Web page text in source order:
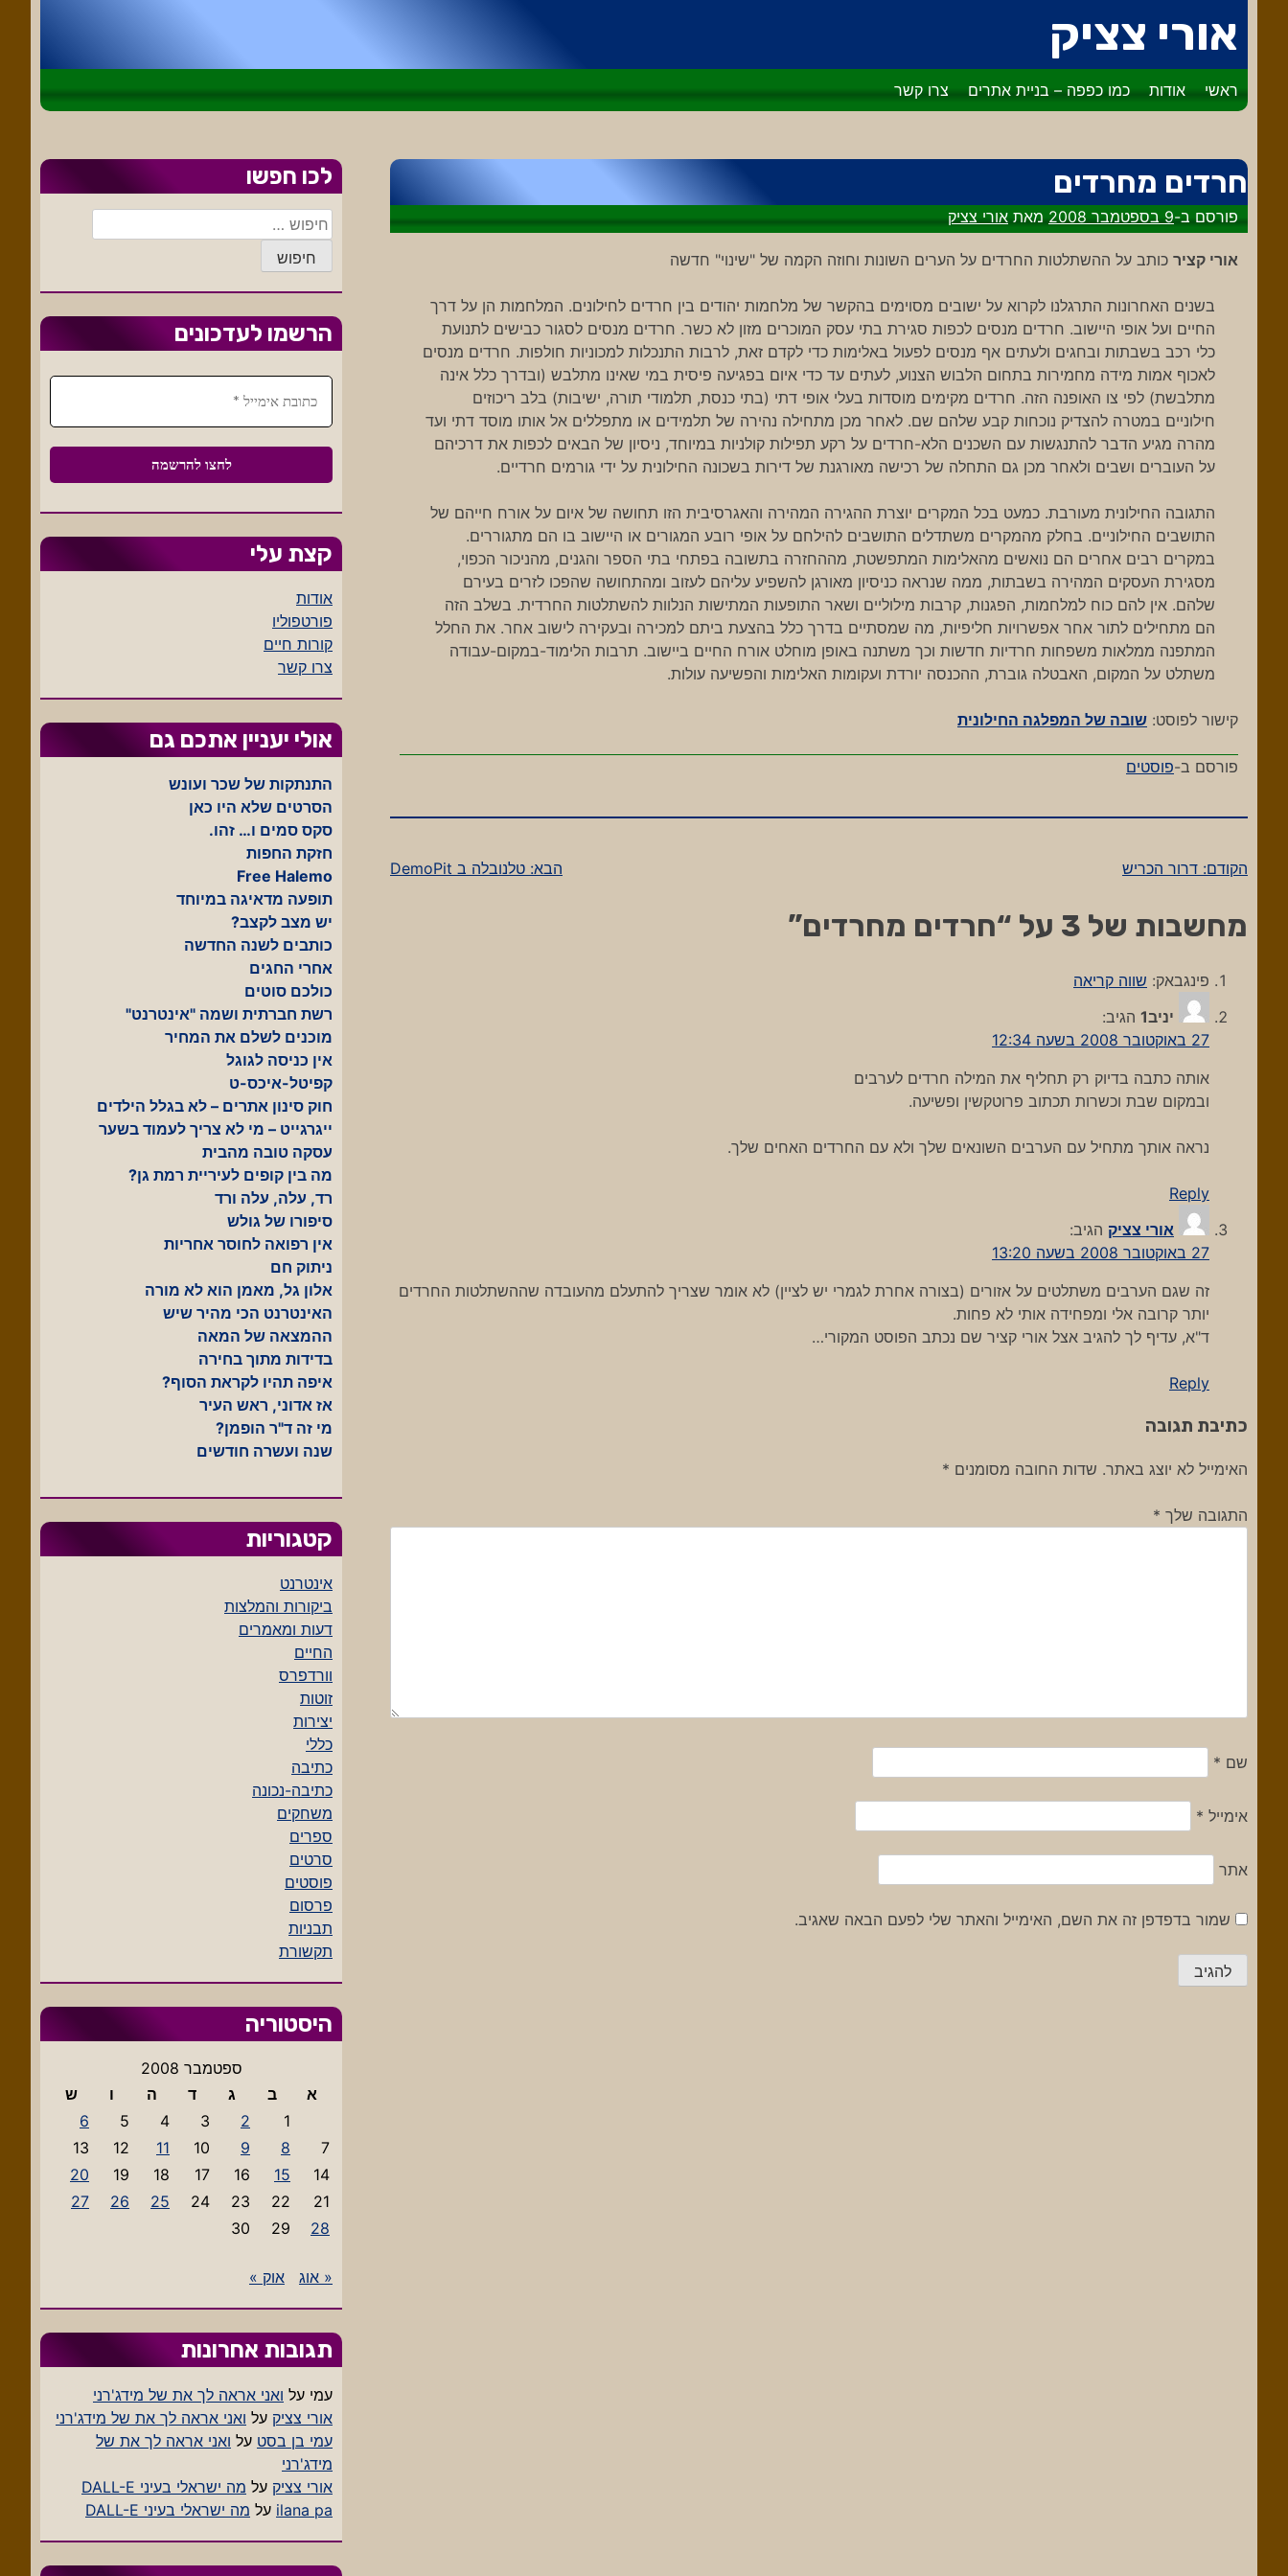
לתוכן
אורי צציק
ראשי אודות כמו כפפה – בניית אתרים צרו קשר
חרדים מחרדים
פורסם ב-9 בספטמבר 2008 מאתאורי צציק
אורי קציר כותב על ההשתלטות החרדים על הערים השונות וחוזה הקמה של "שינוי" חדשה
בשנים האחרונות התרגלנו לקרוא על ישובים מסוימים בהקשר של מלחמות יהודים בין חרדים לחילונים. המלחמות הן על דרך
החיים ועל אופי היישוב. חרדים מנסים לכפות סגירת בתי עסק המוכרים מזון לא כשר. חרדים מנסים לסגור כבישים לתנועת
כלי רכב בשבתות ובחגים ולעתים אף מנסים לפעול באלימות כדי לקדם זאת, לרבות התנכלות למכוניות חולפות. חרדים מנסים
לאכוף אמות מידה מחמירות בתחום הלבוש הצנוע, לעתים עד כדי איום בפגיעה פיסית במי שאינו מתלבש (ובדרך כלל אינה
מתלבשת) לפי צו האופנה הזה. חרדים מקימים מוסדות בעלי אופי דתי (בתי כנסת, תלמודי תורה, ישיבות) בלב ריכוזים
חילוניים במטרה להצדיק נוכחות קבע שלהם שם. לאחר מכן מתחילה נהירה של תלמידים או מתפללים אל אותו מוסד דתי ועד
מהרה מגיע הדבר להתנגשות עם השכנים הלא-חרדים על רקע תפילות קולניות במיוחד, ניסיון של הבאים לכפות את דרכיהם
על העוברים ושבים ולאחר מכן גם התחלה של רכישה מאורגנת של דירות בשכונה החילונית על ידי גורמים חרדיים.
התגובה החילונית מעורבת. כמעט בכל המקרים יוצרת ההגירה המהירה והאגרסיבית הזו תחושה של איום על אורח חייהם של
התושבים החילוניים. בחלק מהמקרים משתדלים התושבים להילחם על אופי רובע המגורים או היישוב בו הם מתגוררים.
במקרים רבים אחרים הם נואשים מהאלימות המתפשטת, מההחזרה בתשובה בפתחי בתי הספר והגנים, מהניכור הכפוי,
מסגירת העסקים המהירה בשבתות, ממה שנראה כניסיון מאורגן להשפיע עליהם לעזוב ומהתחושה שהפכו לזרים בעירם
שלהם. אין להם כוח למלחמות, הפגנות, קרבות מילוליים ושאר התופעות המתישות הנלוות להשתלטות החרדית. בשלב הזה
הם מתחילים לתור אחר אפשרויות חליפיות, מה שמסתיים בדרך כלל בהצעת ביתם למכירה ובעקירה לישוב אחר. את החלל
המתפנה ממלאות משפחות חרדיות חדשות וכך משתנה באופן מוחלט אורח החיים ביישוב. תרבות הלימוד-במקום-עבודה
משתלט על המקום, האבטלה גוברת, ההכנסה יורדת ועקומות האלימות והפשיעה עולות.
קישור לפוסט: שובה של המפלגה החילונית
פורסם ב-פוסטים
ניווט
הקודם: דרור הכריש הבא: טלנובלה ב DemoPit
מחשבות של 3 על “ חרדים מחרדים”
פינגבאק: שווה קריאה
יניב1
הגיב:
27 באוקטובר 2008 בשעה 12:34
אותה כתבה בדיוק רק תחליף את המילה חרדים לערבים
ובמקום שבת וכשרות תכתוב פרוטקשין ופשיעה.
נראה אותך מתחיל עם הערבים השונאים שלך ולא עם החרדים האחים שלך.
Reply
אורי צציק הגיב:
27 באוקטובר 2008 בשעה 13:20
זה שגם הערבים משתלטים על אזורים (בצורה אחרת לגמרי יש לציין) לא אומר שצריך להתעלם מהעובדה שההשתלטות החרדים
יותר קרובה אלי ומפחידה אותי לא פחות.
ד"א, עדיף לך להגיב אצל אורי קציר שם נכתב הפוסט המקורי…
Reply
כתיבת תגובה
האימייל לא יוצג באתר. שדות החובה מסומנים *
התגובה שלך *
שם *
אימייל *
אתר
שמור בדפדפן זה את השם, האימייל והאתר שלי לפעם הבאה שאגיב.
לכו חפשו
חיפוש:
הרשמו לעדכונים
קצת עלי
אודות
פורטפוליו
קורות חיים
צרו קשר
אולי יעניין אתכם גם
התנתקות של שכר ועונש
הסרטים שלא היו כאן
סקס סמים ו… זהו.
חזקת החפות
Free Halemo
תופעה מדאיגה במיוחד
יש מצב לקצב?
כותבים לשנה החדשה
אחרי החגים
כולכם סוטים
רשת חברתית ושמה "אינטרנט"
מוכנים לשלם את המחיר
אין כניסה לגוגל
קפיטל-איכס-ט
חוק סינון אתרים – לא בגלל הילדים
ייגרגייט – מי לא צריך לעמוד בשער
עסקה טובה מהבית
מה בין קופים לעיריית רמת גן?
רד, עלה, עלה ורד
סיפורו של גולש
אין רפואה לחוסר אחריות
ניתוק חם
אלון גל, מאמן הוא לא מורה
האינטרנט הכי מהיר שיש
ההמצאה של המאה
בדידות מתוך בחירה
איפה תהיו לקראת הסוף?
אז אדוני, ראש העיר
מי זה ד"ר הופמן?
שנה ועשרה חודשים
קטגוריות
אינטרנט
ביקורות והמלצות
דעות ומאמרים
החיים
וורדפרס
זוטות
יצירות
כללי
כתיבה
כתיבה-נכונה
משחקים
ספרים
סרטים
פוסטים
פרסום
תבניות
תקשורת
היסטוריה
ספטמבר 2008
א
ב ג ד ה ו
ש
1
2
3
4
5
6
7
8
9
10
11
12
13
14
15
16
17
18
19
20
21
22
23
24
25
26
27
28
29
30
« אוג אוק »
תגובות אחרונות
עמי על ואני אראה לך את של מידג'רני
אורי צציק על ואני אראה לך את של מידג'רני
עמי בן בסט על ואני אראה לך את של
מידג'רני
אורי צציק על מה ישראלי בעיני DALL-E
ilana pa על מה ישראלי בעיני DALL-E